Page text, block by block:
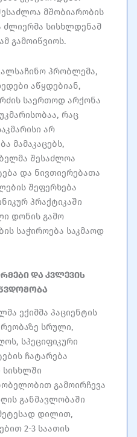
მშობიარობის
სისხლდენამ
გამოიწვიოს.
პრობლემა,
აწყდებიან,
საერთოდ არქონა
რაც
არ
მამაკაცებს,
შესაძლოა
და ნივთიერებათა
შეფერხება
პრაქტიკაში
დონის გამო
საჭიროება საკმაოდ
და კვლევის
ექიმმა პაციენტის
სრული,
სპეციფიკური
ჩატარება
სისხლში
გამოირჩევა
განმავლობაში
დილით,
2-3 საათის